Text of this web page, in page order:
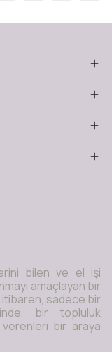
bilen ve el işi
amaçlayan bir
itibaren, sadece bir
bir topluluk
verenleri bir araya